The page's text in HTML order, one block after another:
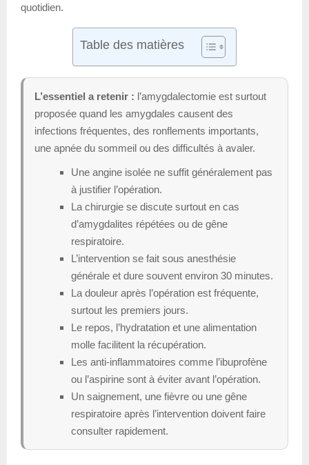
quotidien.
Table des matières
L’essentiel a retenir : l’amygdalectomie est surtout
proposée quand les amygdales causent des
infections fréquentes, des ronflements importants,
une apnée du sommeil ou des difficultés à avaler.
Une angine isolée ne suffit généralement pas
à justifier l’opération.
La chirurgie se discute surtout en cas
d’amygdalites répétées ou de gêne
respiratoire.
L’intervention se fait sous anesthésie
générale et dure souvent environ 30 minutes.
La douleur après l’opération est fréquente,
surtout les premiers jours.
Le repos, l’hydratation et une alimentation
molle facilitent la récupération.
Les anti-inflammatoires comme l’ibuprofène
ou l’aspirine sont à éviter avant l’opération.
Un saignement, une fièvre ou une gêne
respiratoire après l’intervention doivent faire
consulter rapidement.